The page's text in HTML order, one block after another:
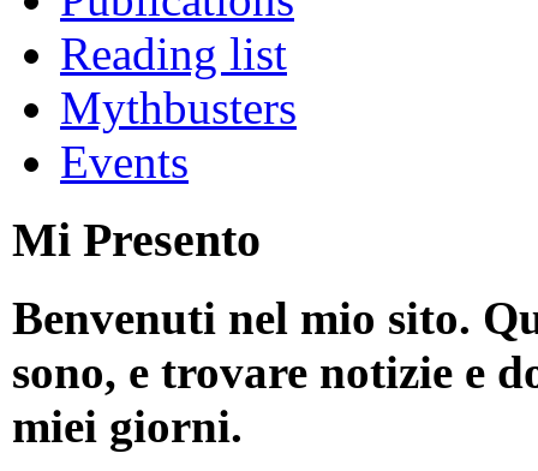
Reading list
Mythbusters
Events
Mi Presento
Benvenuti nel mio sito.
sono, e trovare notizie e
miei giorni.